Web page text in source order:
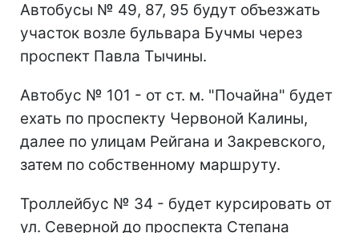
Автобусы № 49, 87, 95 будут объезжать
участок возле бульвара Бучмы через
проспект Павла Тычины.
Автобус № 101 - от ст. м. "Почайна" будет
ехать по проспекту Червоной Калины,
далее по улицам Рейгана и Закревского,
затем по собственному маршруту.
Троллейбус № 34 - будет курсировать от
ул. Северной до проспекта Степана